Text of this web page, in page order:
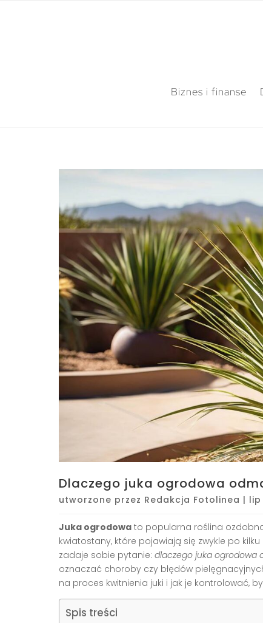
Biznes i finanse
Dlaczego juka ogrodowa
utworzone przez Redakcja Fotolinea | lip
Juka ogrodowa to popularna roślina
kwiatostany, które pojawiają się zwykle po
zadaje sobie pytanie: dlaczego juka ogrodowa
oznaczać choroby czy błędów
na proces kwitnienia juki i jak je kontrolować,
Spis treści